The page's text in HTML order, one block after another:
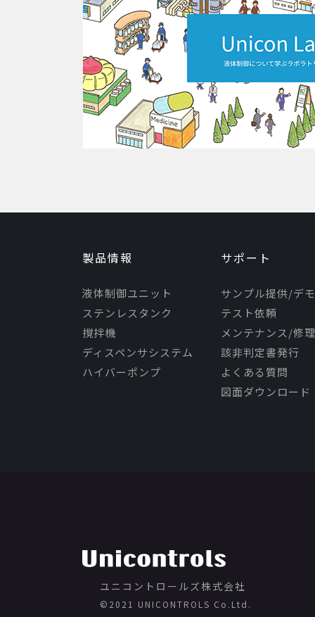
製品情報
液体制御ユニット
ステンレスタンク
撹拌機
ディスペンサシステム
ハイバーポンプ
サポート
サンプル提供/デ
テスト依頼
メンテナンス/修
該非判定書発行
よくある質問
図面ダウンロード
ユニコントロールズ株式会社
©️2021 UNICONTROLS Co.Ltd.